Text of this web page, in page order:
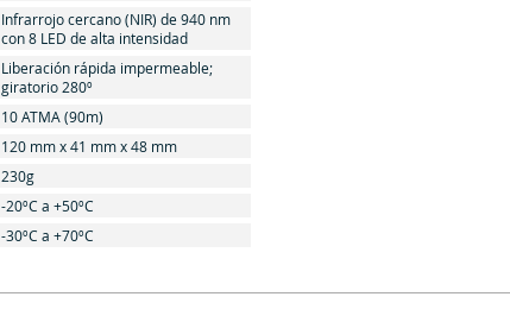
Infrarrojo cercano (NIR) de 940 nm
con 8 LED de alta intensidad
Liberación rápida impermeable;
giratorio 280º
10 ATMA (90m)
120 mm x 41 mm x 48 mm
230g
-20ºC a +50ºC
-30ºC a +70ºC